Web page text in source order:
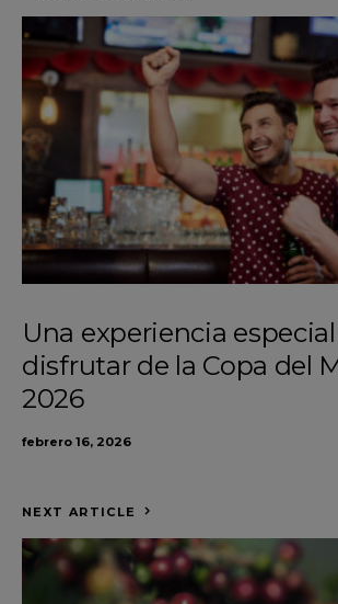
Una experiencia
disfrutar de la Copa del
2026
febrero 16, 2026
NEXT ARTICLE